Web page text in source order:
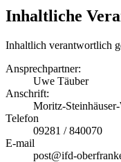
Inhaltliche
Inhaltlich verantwortlich
Ansprechpartner:
Uwe Täuber
Anschrift:
Moritz-
Telefon
09281 / 840070
E-mail
post@ifd-